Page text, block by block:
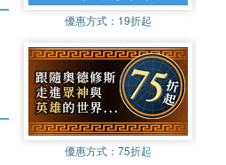
優惠方式： 19折起
優惠方式： 75折起